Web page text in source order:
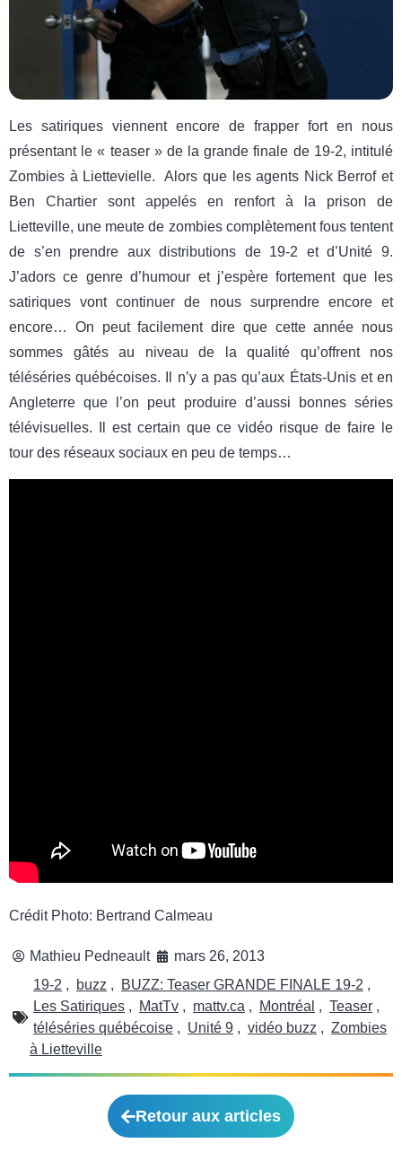
Les satiriques viennent encore de frapper fort en nous
présentant le « teaser » de la grande finale de 19-2, intitulé
Zombies à Liettevielle. Alors que les agents Nick Berrof et
Ben Chartier sont appelés en renfort à la prison de
Lietteville, une meute de zombies complètement fous tentent
de s’en prendre aux distributions de 19-2 et d’Unité 9.
J’adors ce genre d’humour et j’espère fortement que les
satiriques vont continuer de nous surprendre encore et
encore… On peut facilement dire que cette année nous
sommes gâtés au niveau de la qualité qu’offrent nos
téléséries québécoises. Il n’y a pas qu’aux États-Unis et en
Angleterre que l’on peut produire d’aussi bonnes séries
télévisuelles. Il est certain que ce vidéo risque de faire le
tour des réseaux sociaux en peu de temps…
Crédit Photo: Bertrand Calmeau
Mathieu Pedneault
mars 26, 2013
19-2 , buzz , BUZZ: Teaser GRANDE FINALE 19-2 ,
Les Satiriques , MatTv , mattv.ca , Montréal , Teaser ,
téléséries québécoise , Unité 9 , vidéo buzz , Zombies
à Lietteville
Retour aux articles